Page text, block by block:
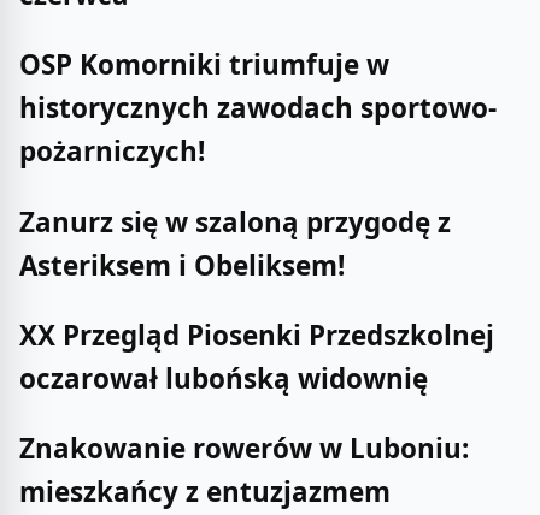
OSP Komorniki triumfuje w
historycznych zawodach sportowo-
pożarniczych!
Zanurz się w szaloną przygodę z
Asteriksem i Obeliksem!
XX Przegląd Piosenki Przedszkolnej
oczarował lubońską widownię
Znakowanie rowerów w Luboniu:
mieszkańcy z entuzjazmem